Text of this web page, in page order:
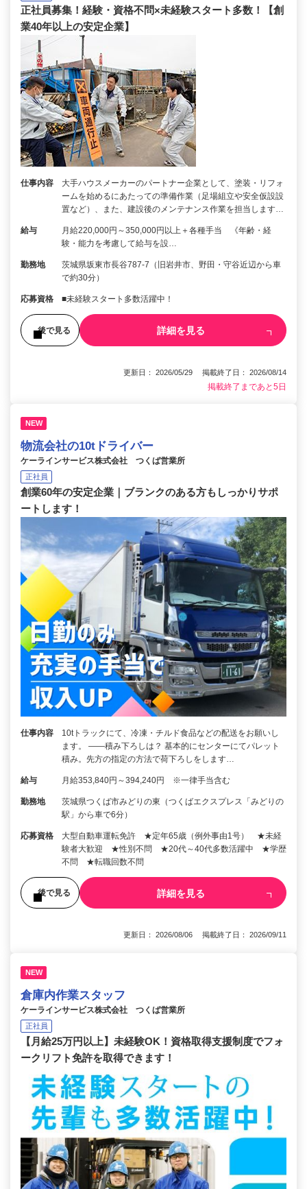
正社員募集！経験・資格不問×未経験スタート多数！【創
業40年以上の安定企業】
仕事内容
大手ハウスメーカーのパートナー企業として、塗装・リフォ
ームを始めるにあたっての準備作業（足場組立や安全仮設設
置など）、また、建設後のメンテナンス作業を担当します…
給与
月給220,000円～350,000円以上＋各種手当 《年齢・経
験・能力を考慮して給与を設…
勤務地
茨城県坂東市長谷787-7（旧岩井市、野田・守谷近辺から車
で約30分）
応募資格 ■未経験スタート多数活躍中！
後で見る 詳細を見る
更新日： 2026/05/29 掲載終了日： 2026/08/14
掲載終了まであと5日
NEW
物流会社の10tドライバー
ケーラインサービス株式会社 つくば営業所
正社員
創業60年の安定企業｜ブランクのある方もしっかりサポ
ートします！
仕事内容
10tトラックにて、冷凍・チルド食品などの配送をお願いし
ます。 ――積み下ろしは？ 基本的にセンターにてパレット
積み。先方の指定の方法で荷下ろしをします…
給与 月給353,840円～394,240円 ※一律手当含む
勤務地
茨城県つくば市みどりの東（つくばエクスプレス「みどりの
駅」から車で6分）
応募資格
大型自動車運転免許 ★定年65歳（例外事由1号） ★未経
験者大歓迎 ★性別不問 ★20代～40代多数活躍中 ★学歴
不問 ★転職回数不問
後で見る 詳細を見る
更新日： 2026/08/06 掲載終了日： 2026/09/11
NEW
倉庫内作業スタッフ
ケーラインサービス株式会社 つくば営業所
正社員
【月給25万円以上】未経験OK！資格取得支援制度でフォ
ークリフト免許を取得できます！